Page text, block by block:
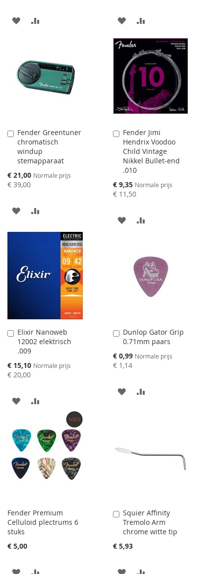
AAN
TE
VERGELIJKEN
AAN
VERLANGLIJST
TOEVOEGEN
TOE
OM
TE
VERGELIJKEN
Fender Greentuner
chromatisch
windup
stemapparaat
Speciale
prijs
€ 21,00 Normale prijs
€ 39,00
Aan
winkelwagen
toevoegen
AAN
TOEVOEGEN
OM
TE
VERGELIJKEN
Fender Jimi
Hendrix Voodoo
Child Vintage
Nikkel Bullet-end
.010
Speciale
prijs
€ 9,35 Normale prijs
€ 11,50
Aan
winkelwagen
toevoegen
AAN
TOEVOEGEN
OM
TE
VERGELIJKEN
Elixir Nanoweb
12002 elektrisch
.009
Speciale
prijs
€ 15,10 Normale prijs
€ 20,00
Aan
winkelwagen
toevoegen
AAN
VERLANGLIJST
TOEVOEGEN
OM
TE
VERGELIJKEN
Dunlop Gator Grip
0.71mm paars
Speciale
prijs
€ 0,99 Normale prijs
€ 1,14
Aan
winkelwagen
toevoegen
AAN
VERGELIJKEN
Fender Premium
Celluloid plectrums 6
stuks
€ 5,00
AAN
Squier Affinity
Tremolo Arm
chrome witte tip
€ 5,93
Aan
winkelwagen
toevoegen
AAN